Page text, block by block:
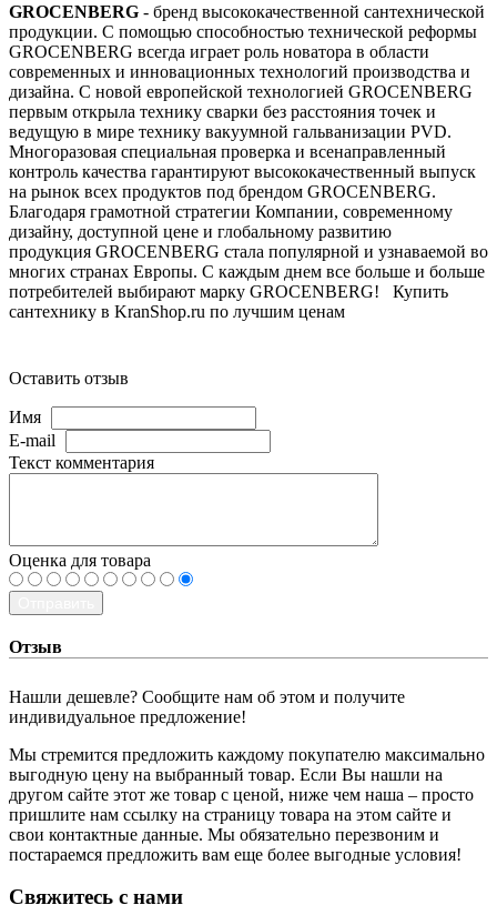
GROCENBERG - бренд высококачественной сантехнической
продукции. С помощью способностью технической реформы
GROCENBERG всегда играет роль новатора в области
современных и инновационных технологий производства и
дизайна. С новой европейской технологией GROCENBERG
первым открыла технику сварки без расстояния точек и
ведущую в мире технику вакуумной гальванизации PVD.
Многоразовая специальная проверка и всенаправленный
контроль качества гарантируют высококачественный выпуск
на рынок всех продуктов под брендом GROCENBERG.
Благодаря грамотной стратегии Компании, современному
дизайну, доступной цене и глобальному развитию
продукция GROCENBERG стала популярной и узнаваемой во
многих странах Европы. С каждым днем все больше и больше
потребителей выбирают марку GROCENBERG! Купить
сантехнику в KranShop.ru по лучшим ценам
Оставить отзыв
Имя
E-mail
Текст комментария
Оценка для товара
Отзыв
Нашли дешевле? Сообщите нам об этом и получите
индивидуальное предложение!
Мы стремится предложить каждому покупателю максимально
выгодную цену на выбранный товар. Если Вы нашли на
другом сайте этот же товар с ценой, ниже чем наша – просто
пришлите нам ссылку на страницу товара на этом сайте и
свои контактные данные. Мы обязательно перезвоним и
постараемся предложить вам еще более выгодные условия!
­Свяжитесь с нами